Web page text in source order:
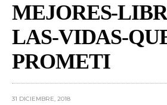
MEJORES-
LAS-VIDAS-
PROMETI
31 DICIEMBRE, 2018